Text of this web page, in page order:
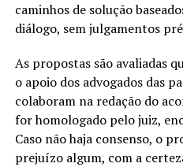
caminhos de solução
diálogo, sem julgamentos
As propostas são avaliadas
o apoio dos advogados das
colaboram na redação do
for homologado pelo juiz,
Caso não haja consenso, o
prejuízo algum, com a